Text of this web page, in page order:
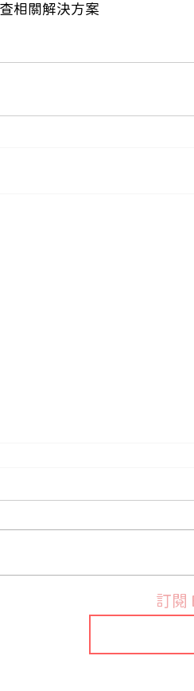
相關解決方案
歐盟正式修訂 POPs 法規：
PFOA 豁免期限與限值更新
訂閱